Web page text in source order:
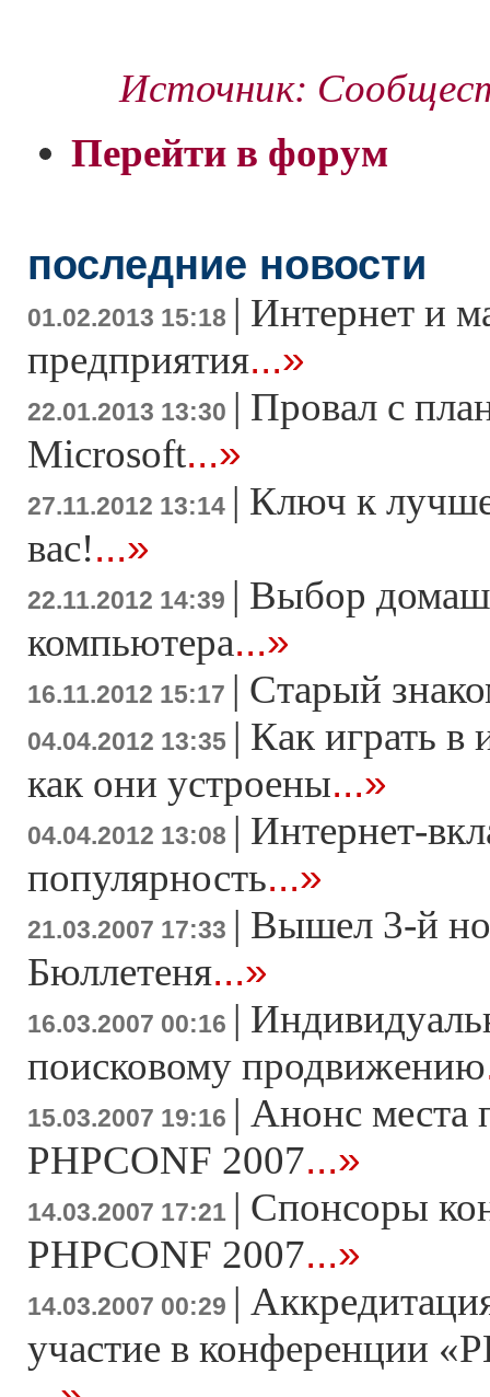
Источник:
Перейти в форум
последние новости
01.02.2013 15:18 | Интернет и
предприятия...»
22.01.2013 13:30 | Провал с
Microsoft...»
27.11.2012 13:14 | Ключ к
вас!...»
22.11.2012 14:39 | Выбор
компьютера...»
16.11.2012 15:17 | Старый
04.04.2012 13:35 | Как играть в
как они устроены...»
04.04.2012 13:08 | Интернет-
популярность...»
21.03.2007 17:33 | Вышел 3-й
Бюллетеня...»
16.03.2007 00:16 |
поисковому продвижению
15.03.2007 19:16 | Анонс места
PHPCONF 2007...»
14.03.2007 17:21 | Спонсоры
PHPCONF 2007...»
14.03.2007 00:29 |
участие в конференции